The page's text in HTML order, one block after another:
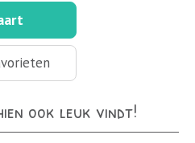
ook leuk vindt!